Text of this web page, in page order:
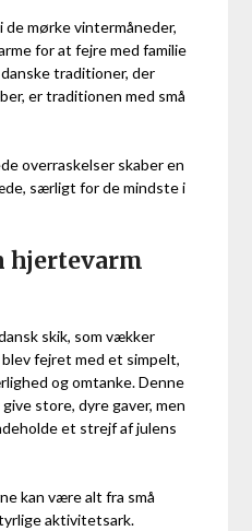
de mørke vintermåneder,
for at fejre med familie
traditioner, der
er traditionen med små
overraskelser skaber en
særligt for de mindste i
hjertevarm
skik, som vækker
fejret med et simpelt,
og omtanke. Denne
store, dyre gaver, men
et strejf af julens
kan være alt fra små
aktivitetsark.